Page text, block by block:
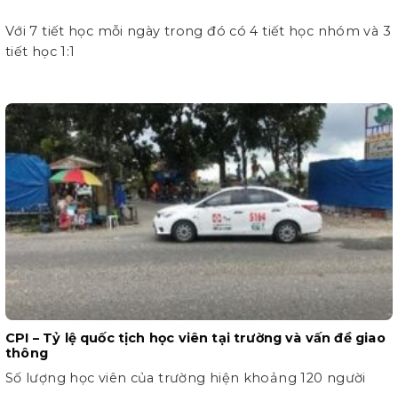
Với 7 tiết học mỗi ngày trong đó có 4 tiết học nhóm và 3
tiết học 1:1
CPI – Tỷ lệ quốc tịch học viên tại trường và vấn đề giao
thông
Số lượng học viên của trường hiện khoảng 120 người